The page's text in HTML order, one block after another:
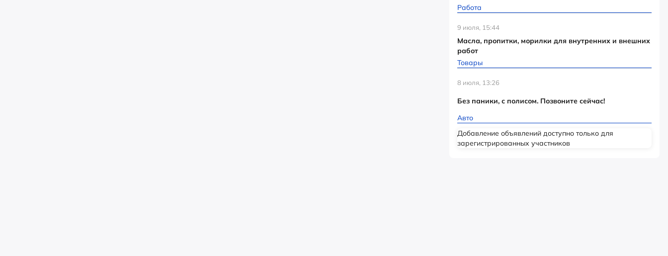
Работа
9 июля, 15:44
Масла, пропитки, морилки для внутренних и внешних
работ
Товары
8 июля, 13:26
Без паники, с полисом. Позвоните сейчас!
Авто
Добавление объявлений доступно только для
зарегистрированных участников